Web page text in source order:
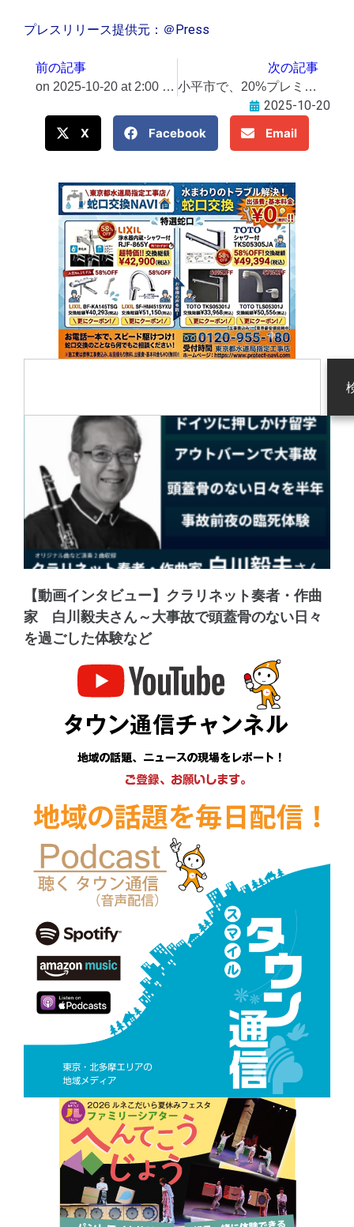
プレスリリース提供元：＠Press
前の記事
on 2025-10-20 at 2:00 PM 80～90年代デザインディテールを取り入れたテニスシューズ「WIDELITE ADVANCE」を11月発売​＠Press 最新のプレスリリース一覧
次の記事
小平市で、20%プレミアム付きデジタル商品券販売中～PayPay利用で、先着順
2025-10-20
X
Facebook Email
【動画インタビュー】クラリネット奏者・作曲
家 白川毅夫さん～大事故で頭蓋骨のない日々
を過ごした体験など